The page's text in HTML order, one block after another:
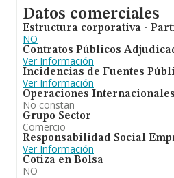
Datos comerciales
Estructura corporativa -
NO
Contratos Públicos
Ver Información
Incidencias de Fuentes
Ver Información
Operaciones Internacionales
No constan
Grupo Sector
Comercio
Responsabilidad Social
Ver Información
Cotiza en Bolsa
NO